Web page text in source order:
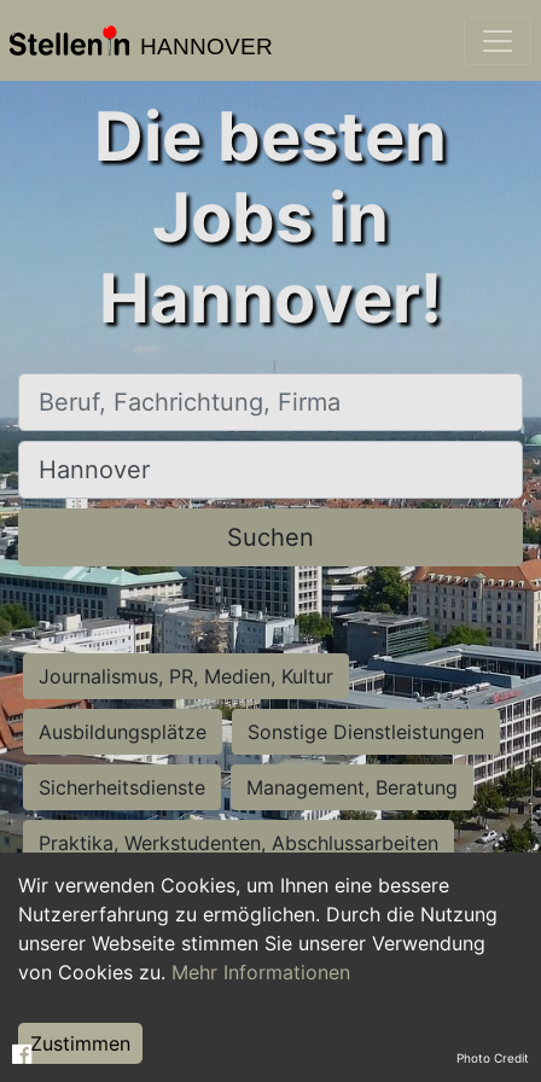
HANNOVER
Wir verwenden Cookies, um Ihnen eine bessere
Nutzererfahrung zu ermöglichen. Durch die Nutzung
unserer Webseite stimmen Sie unserer Verwendung
von Cookies zu. Mehr Informationen
Zustimmen
Die besten
Jobs in
Hannover!
Beruf, Fachrichtung, Firma
Ort, Stadt
Suchen
Journalismus, PR, Medien, Kultur
Ausbildungsplätze Sonstige Dienstleistungen
Sicherheitsdienste Management, Beratung
Praktika, Werkstudenten, Abschlussarbeiten
Personalwesen Assistenz, Sekretariat
Hilfskräfte, Aushilfs- und Nebenjobs
Weiterbildung, Studium, duale Ausbildung Photo Credit